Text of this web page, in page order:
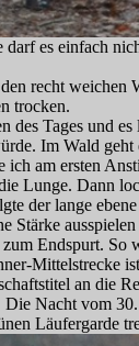
es einfach
recht weichen
trocken.
des Tages und
Im Wald geht
am ersten
Lunge. Dann
der lange
Stärke
Endspurt. So
Mittelstrecke
an die
Nacht vom
Läufergarde